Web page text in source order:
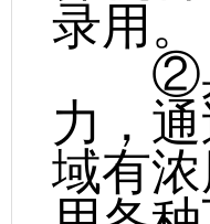
录用。
②具
力，
域有